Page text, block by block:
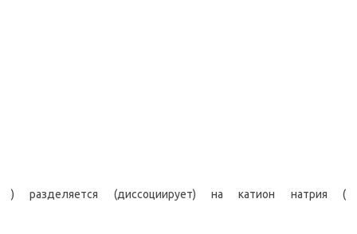
) разделяется (диссоциирует) на катион натрия (